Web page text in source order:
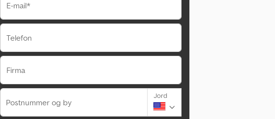
E-mail*
Telefon
Firma
Postnummer og by
Jord